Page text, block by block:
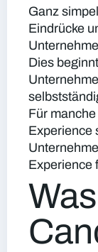
Ganz
Eindrücke
Dies
Für
Experience
Experience